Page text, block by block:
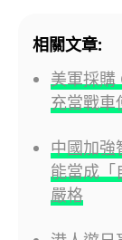
相關文章:
美軍採
充當戰車
中國加
能當成「
嚴格